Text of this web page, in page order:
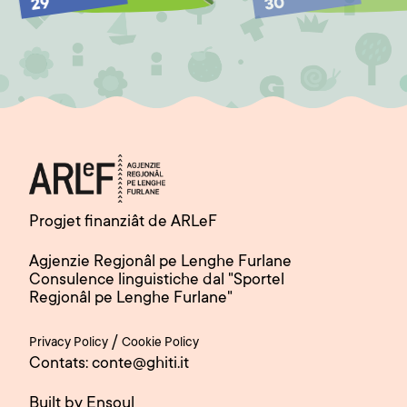
29 30
Progjet finanziât de ARLeF
Agjenzie Regjonâl pe Lenghe Furlane
Consulence linguistiche dal "Sportel
Regjonâl pe Lenghe Furlane"
Privacy Policy / Cookie Policy
Contats: conte@ghiti.it